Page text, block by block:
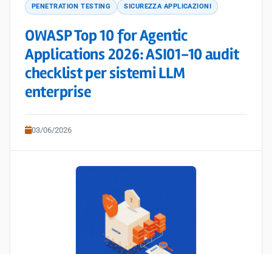
PENETRATION TESTING SICUREZZA APPLICAZIONI
OWASP Top 10 for Agentic
Applications 2026: ASI01-10 audit
checklist per sistemi LLM
enterprise
03/06/2026